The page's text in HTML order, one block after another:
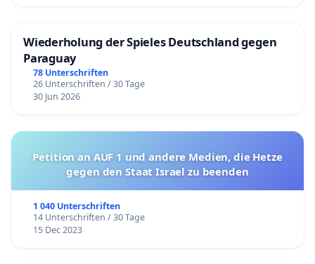
Wiederholung der Spieles Deutschland gegen
Paraguay
78 Unterschriften
26 Unterschriften / 30 Tage
30 Jun 2026
Petition an AUF 1 und andere Medien, die Hetze
gegen den Staat Israel zu beenden
1 040 Unterschriften
14 Unterschriften / 30 Tage
15 Dec 2023